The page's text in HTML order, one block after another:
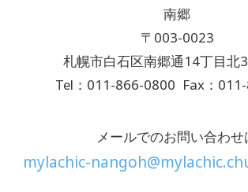
南郷
〒003-0023
札幌市白石区南郷通14丁目北
Tel：011-866-0800 Fax：
メールでのお問い合わせ
mylachic-